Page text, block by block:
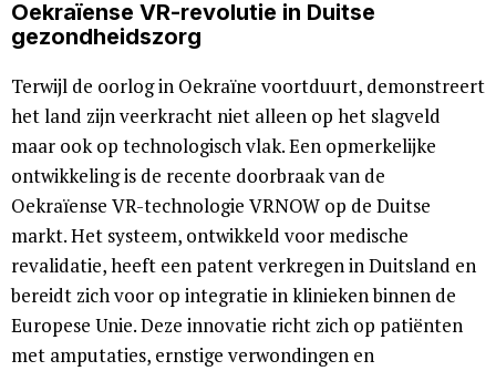
Oekraïense VR-revolutie in Duitse
gezondheidszorg
Terwijl de oorlog in Oekraïne voortduurt, demonstreert
het land zijn veerkracht niet alleen op het slagveld
maar ook op technologisch vlak. Een opmerkelijke
ontwikkeling is de recente doorbraak van de
Oekraïense VR-technologie VRNOW op de Duitse
markt. Het systeem, ontwikkeld voor medische
revalidatie, heeft een patent verkregen in Duitsland en
bereidt zich voor op integratie in klinieken binnen de
Europese Unie. Deze innovatie richt zich op patiënten
met amputaties, ernstige verwondingen en